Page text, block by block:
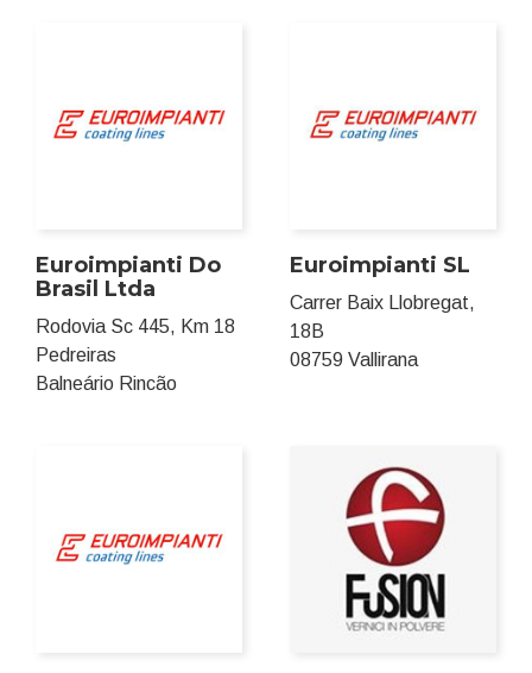
Euroimpianti Do
Brasil Ltda
Rodovia Sc 445, Km 18
Pedreiras
Balneário Rincão
Euroimpianti SL
Carrer Baix Llobregat,
18B
08759 Vallirana